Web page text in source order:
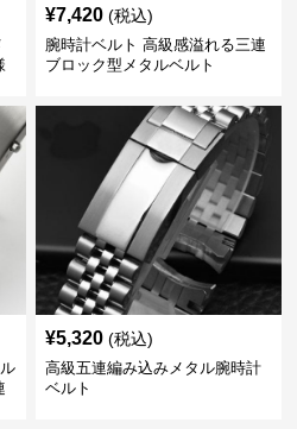
¥7,420 (税込)
腕時計ベルト 高級感溢れる三連
ブロック型メタルベルト
¥5,320 (税込)
高級五連編み込みメタル腕時計
ベルト